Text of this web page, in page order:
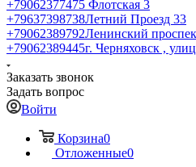
+79062377475 Флотская 3
+79637398738Летний Проезд 33
+79062389792Ленинский
+79062389445г. Черняховск ,
Заказать звонок
Задать вопрос
Войти
Корзина0
Отложенные0